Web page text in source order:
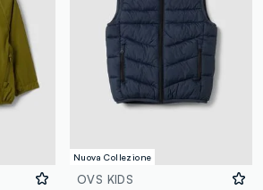
Nuova Collezione
OVS KIDS